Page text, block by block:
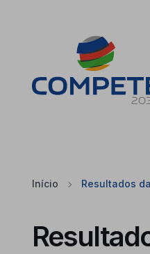
Início Resultados